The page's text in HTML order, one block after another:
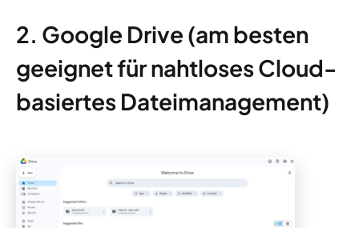
2. Google Drive (am besten
geeignet für nahtloses Cloud-
basiertes Dateimanagement)